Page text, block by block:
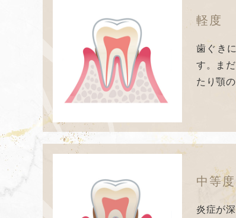
軽度
歯ぐき
す。ま
たり顎
中等度
炎症が